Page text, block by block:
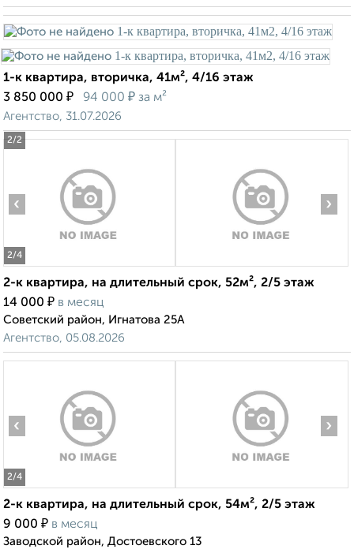
2/2
1-к квартира, вторичка, 41м², 4/16 этаж
3 850 000 ₽ 94 000 ₽ за м²
Агентство, 31.07.2026
2/4
‹ ›
2-к квартира, на длительный срок, 52м², 2/5 этаж
14 000 ₽ в месяц
Советский район, Игнатова 25А
Агентство, 05.08.2026
2/4
‹ ›
2-к квартира, на длительный срок, 54м², 2/5 этаж
9 000 ₽ в месяц
Заводской район, Достоевского 13